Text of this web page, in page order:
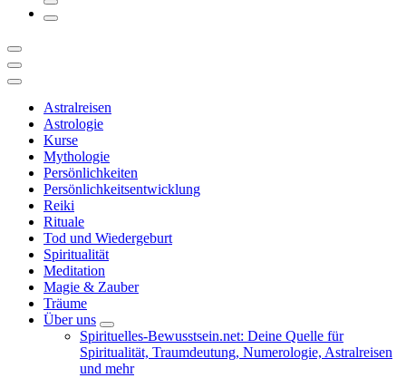
Astralreisen
Astrologie
Kurse
Mythologie
Persönlichkeiten
Persönlichkeitsentwicklung
Reiki
Rituale
Tod und Wiedergeburt
Spiritualität
Meditation
Magie & Zauber
Träume
Über uns
Spirituelles-Bewusstsein.net: Deine Quelle für
Spiritualität, Traumdeutung, Numerologie, Astralreisen
und mehr